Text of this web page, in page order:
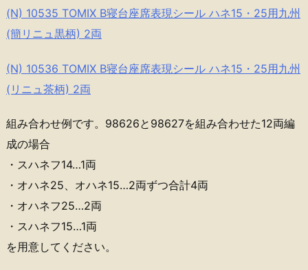
(N) 10535 TOMIX B寝台座席表現シール ハネ15・25用九州
(簡リニュ黒柄) 2両
(N) 10536 TOMIX B寝台座席表現シール ハネ15・25用九州
(リニュ茶柄) 2両
組み合わせ例です。98626と98627を組み合わせた12両編
成の場合
・スハネフ14…1両
・オハネ25、オハネ15…2両ずつ合計4両
・オハネフ25…2両
・スハネフ15…1両
を用意してください。